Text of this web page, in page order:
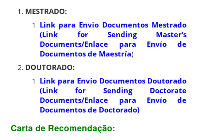
MESTRADO:
Link para Envio Documentos Mestrado
(Link for Sending Master’s
Documents/Enlace para Envío de
Documentos de Maestría)
DOUTORADO:
Link para Envio Documentos Doutorado
(Link for Sending Doctorate
Documents/Enlace para Envío de
Documentos de Doctorado)
Carta de Recomendação: